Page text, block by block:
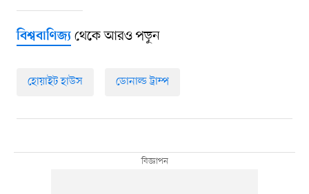
বিশ্ববাণিজ্যথেকে আরও পড়ুন
হোয়াইট হাউস ডোনাল্ড ট্রাম্প